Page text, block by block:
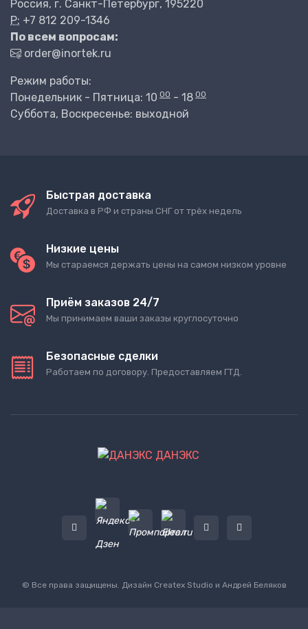
Россия, г. Санкт-Петербург, 195220
P: +7 812 209-1346
По всем вопросам:
order@inortek.ru
Режим работы:
Понедельник - Пятница: 10 00 - 18 00
Суббота, Воскресенье: выходной
Быстрая доставка
Доставка в РФ и страны СНГ от трёх недель
Низкие цены
Мы стараемся держать цены на самом низком уровне
Приём заказов 24/7
Мы принимаем ваши заказы круглосуточно
Безопасные сделки
Работаем по договору. Предоставляем ГТД.
ДАНЭКС
© Все права защищены. Дизайн Createx Studio и Андрей Беляков